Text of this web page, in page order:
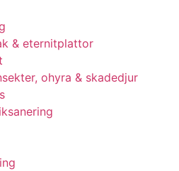
& eternitplattor
ohyra & skadedjur